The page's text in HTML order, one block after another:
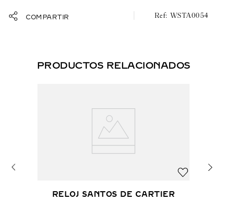
Tamaño grande, movimiento de cuarzo, acero, piel
COMPARTIR WSTA0054
PRODUCTOS RELACIONADOS
RELOJ SANTOS DE CARTIER